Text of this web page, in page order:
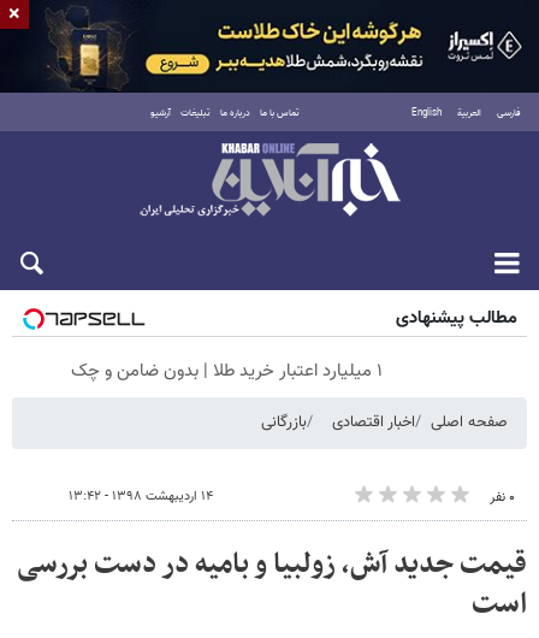
فارسی العربية English تماس با ما درباره ما تبلیغات آرشیو
جمعه ۱۶ مرداد ۱۴۰۵
مطالب پیشنهادی
۱ میلیارد اعتبار خرید طلا | بدون ضامن و چک
صفحه اصلی اخبار اقتصادی بازرگانی
۰ نفر ۱۴ اردیبهشت ۱۳۹۸ - ۱۳:۴۲
قیمت جدید آش، زولبیا و بامیه در دست بررسی
است
×